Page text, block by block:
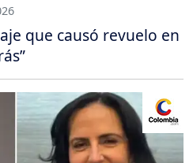
que causó revuelo en